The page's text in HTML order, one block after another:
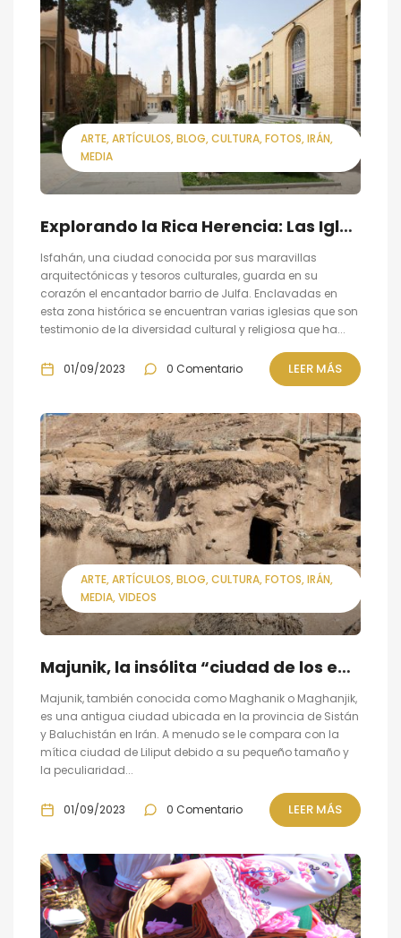
ARTE ARTÍCULOS BLOG CULTURA FOTOS IRÁN
MEDIA
Explorando la Rica Herencia: Las Iglesias del Barrio de Julfa en Isfahán
Isfahán, una ciudad conocida por sus maravillas
arquitectónicas y tesoros culturales, guarda en su
corazón el encantador barrio de Julfa. Enclavadas en
esta zona histórica se encuentran varias iglesias que son
testimonio de la diversidad cultural y religiosa que ha...
01/09/2023 0 Comentario LEER MÁS
ARTE ARTÍCULOS BLOG CULTURA FOTOS IRÁN
MEDIA VIDEOS
Majunik, la insólita “ciudad de los enanos”
Majunik, también conocida como Maghanik o Maghanjik,
es una antigua ciudad ubicada en la provincia de Sistán
y Baluchistán en Irán. A menudo se le compara con la
mítica ciudad de Liliput debido a su pequeño tamaño y
la peculiaridad...
01/09/2023 0 Comentario LEER MÁS